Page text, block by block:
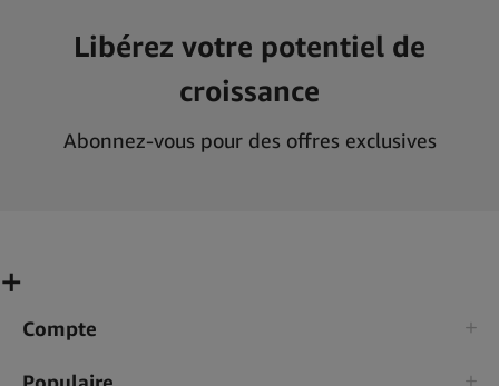
Libérez votre potentiel de
croissance
Abonnez-vous pour des offres exclusives
Compte
Populaire